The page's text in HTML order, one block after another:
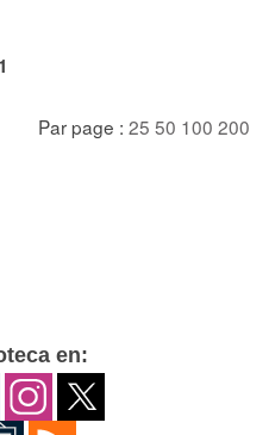
1
Par page : 25 50 100 200
en: